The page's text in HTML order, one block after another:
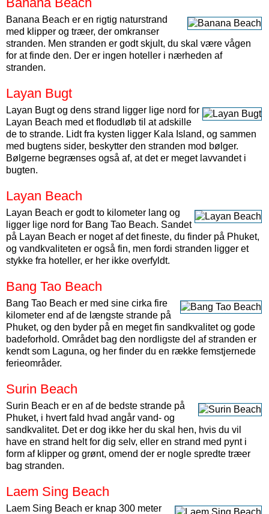
Banana Beach er en rigtig naturstrand
med klipper og træer, der omkranser
stranden. Men stranden er godt skjult, du skal være vågen
for at finde den. Der er ingen hoteller i nærheden af
stranden.
Layan Bugt
Layan Bugt og dens strand ligger lige nord for
Layan Beach med et flodudløb til at adskille
de to strande. Lidt fra kysten ligger Kala Island, og sammen
med bugtens sider, beskytter den stranden mod bølger.
Bølgerne begrænses også af, at det er meget lavvandet i
bugten.
Layan Beach
Layan Beach er godt to kilometer lang og
ligger lige nord for Bang Tao Beach. Sandet
på Layan Beach er noget af det fineste, du finder på Phuket,
og vandkvaliteten er også fin, men fordi stranden ligger et
stykke fra hoteller, er her ikke overfyldt.
Bang Tao Beach
Bang Tao Beach er med sine cirka fire
kilometer end af de længste strande på
Phuket, og den byder på en meget fin sandkvalitet og gode
badeforhold. Området bag den nordligste del af stranden er
kendt som Laguna, og her finder du en række femstjernede
ferieområder.
Surin Beach
Surin Beach er en af de bedste strande på
Phuket, i hvert fald hvad angår vand- og
sandkvalitet. Det er dog ikke her du skal hen, hvis du vil
have en strand helt for dig selv, eller en strand med pynt i
form af klipper og grønt, omend der er nogle spredte træer
bag stranden.
Laem Sing Beach
Laem Sing Beach er knap 300 meter